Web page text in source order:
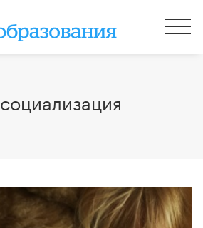
социализация